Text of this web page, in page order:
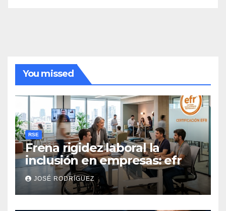
You missed
RSE
Frena rigidez laboral la
inclusión en empresas: efr
JOSÉ RODRÍGUEZ